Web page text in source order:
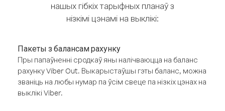
нашых гібкіх тарыфных планаў з
нізкімі цэнамі на выклікі:
Пакеты з балансам рахунку
Пры папаўненні сродкаў яны налічваюцца на баланс
рахунку Viber Out. Выкарыстаўшы гэты баланс, можна
званіць на любы нумар па ўсім свеце па нізкіх цэнах на
выклікі Viber.